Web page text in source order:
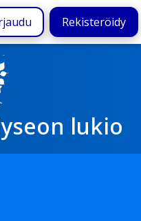
Rekisteröidy
lukio